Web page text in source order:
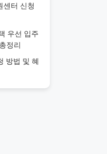
센터 신청
우선 입주
정리
방법 및 혜